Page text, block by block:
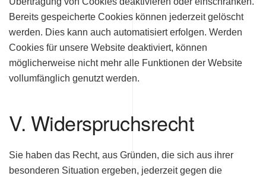
Bereits gespeicherte Cookies können jederzeit gelöscht
werden. Dies kann auch automatisiert erfolgen. Werden
Cookies für unsere Website deaktiviert, können
möglicherweise nicht mehr alle Funktionen der Website
vollumfänglich genutzt werden.
V. Widerspruchsrecht
Sie haben das Recht, aus Gründen, die sich aus ihrer
besonderen Situation ergeben, jederzeit gegen die